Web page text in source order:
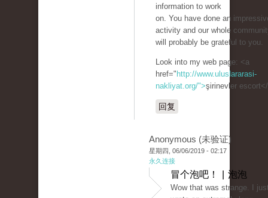
information to work
on. You have done an
activity and our whole
will probably be grateful to you.
Look into my web page: <a
href=" http://www.uluslararasi-
nakliyat.org/">şirinevler
回复
Anonymous (未验证)
星期四, 06/06/2019 - 02:17
永久连接
冒个泡吧！ | 泡泡
Wow that was strange. I